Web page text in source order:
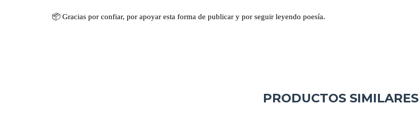
📦 Gracias por confiar, por apoyar esta forma de publicar y por seguir leyendo poesía.
PRODUCTOS SIMILARES